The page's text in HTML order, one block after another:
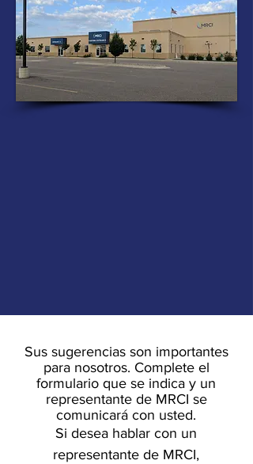
Sus sugerencias son importantes
para nosotros. Complete el
formulario que se indica y un
representante de MRCI se
comunicará con usted.
Si desea hablar con un
representante de MRCI,